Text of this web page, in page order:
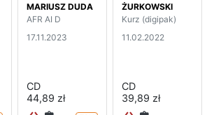
MARIUSZ DUDA
AFR AI D
17.11.2023
CD
44,89 zł
ŻURKOWSKI
Kurz (digipak)
11.02.2022
CD
39,89 zł